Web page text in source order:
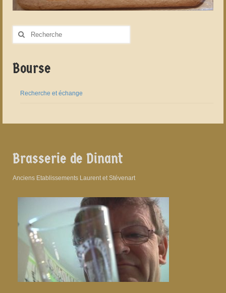
Rechercher
Bourse
Recherche et échange
Brasserie de Dinant
Anciens Etablissements Laurent et Stévenart